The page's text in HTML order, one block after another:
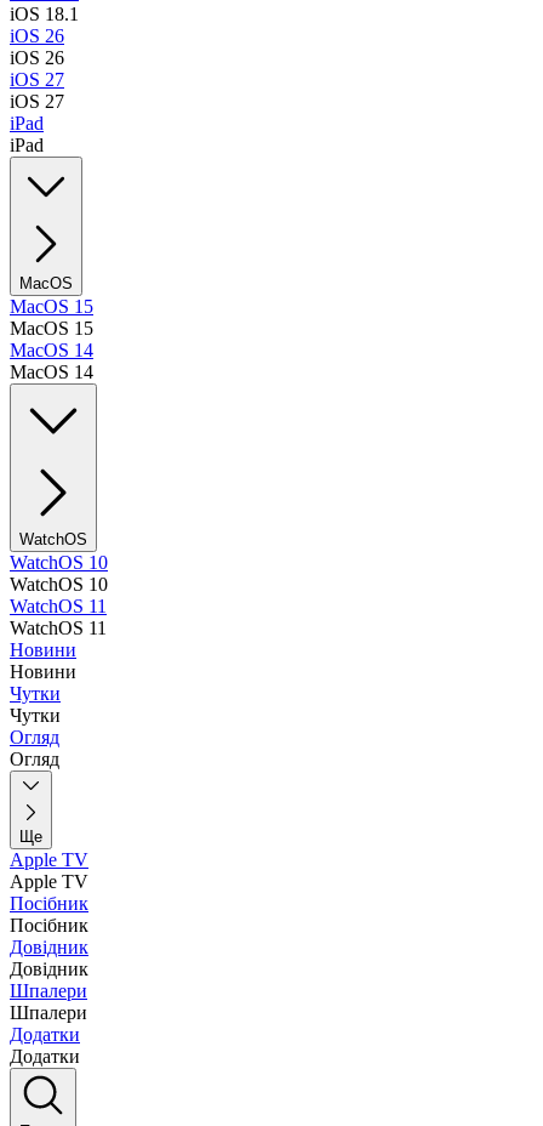
iOS 18.1
iOS 26
iOS 26
iOS 27
iOS 27
iPad
iPad
MacOS
MacOS 15
MacOS 15
MacOS 14
MacOS 14
WatchOS
WatchOS 10
WatchOS 10
WatchOS 11
WatchOS 11
Новини
Новини
Чутки
Чутки
Огляд
Огляд
Ще
Apple TV
Apple TV
Посібник
Посібник
Довідник
Довідник
Шпалери
Шпалери
Додатки
Додатки